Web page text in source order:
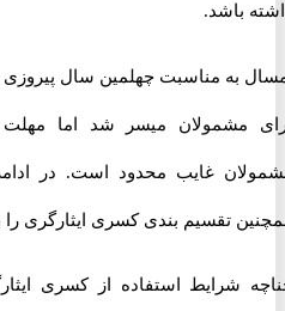
باشد.
به مناسبت چهلمین سال پیروزی
مشمولان میسر شد اما مهلت
غایب محدود است. در ادامه
تقسیم بندی کسری ایثارگری را
شرایط استفاده از کسری